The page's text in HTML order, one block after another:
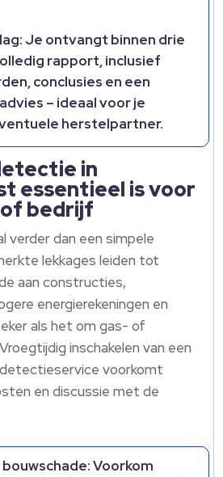
Je ontvangt binnen drie
rapport, inclusief
conclusies en een
– ideaal voor je
herstelpartner.​
in
essentieel is voor
bedrijf
verder dan een simpele
lekkages leiden tot
aan constructies,
energierekeningen en
als het om gas- of
inschakelen van een
voorkomt
en discussie met de
Voorkom